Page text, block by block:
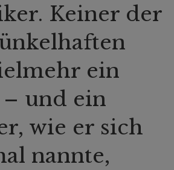
Keiner der
ein
und ein
wie er sich
nannte,